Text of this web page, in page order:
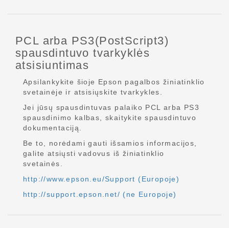
PCL arba PS3(PostScript3)
spausdintuvo tvarkyklės
atsisiuntimas
Apsilankykite šioje Epson pagalbos žiniatinklio
svetainėje ir atsisiųskite tvarkykles.
Jei jūsų spausdintuvas palaiko PCL arba PS3
spausdinimo kalbas, skaitykite spausdintuvo
dokumentaciją.
Be to, norėdami gauti išsamios informacijos,
galite atsiųsti vadovus iš žiniatinklio
svetainės.
http://www.epson.eu/Support (Europoje)
http://support.epson.net/ (ne Europoje)